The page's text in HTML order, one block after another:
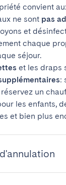
convient
ne sont pas
et
chaque
séjour.
et les draps
:
un
les enfants,
et bien plus